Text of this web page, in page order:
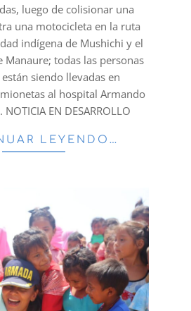
luego de colisionar una
una motocicleta en la ruta
indígena de Mushichi y el
Manaure; todas las personas
siendo llevadas en
al hospital Armando
EN DESARROLLO
LEYENDO…